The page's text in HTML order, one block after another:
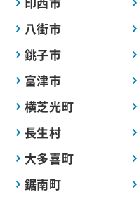
八街市
銚子市
富津市
横芝光町
長生村
大多喜町
鋸南町